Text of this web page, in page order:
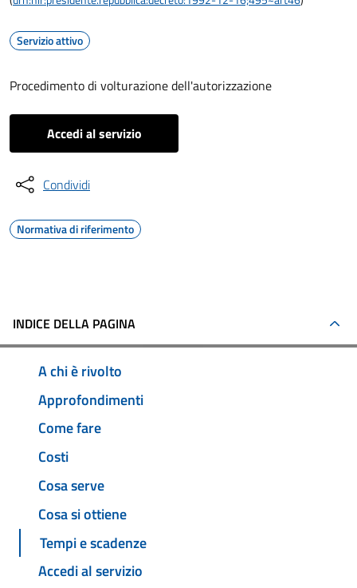
Servizio attivo
Procedimento di volturazione dell'autorizzazione
Accedi al servizio
Condividi
Normativa di riferimento
INDICE DELLA PAGINA
A chi è rivolto
Approfondimenti
Come fare
Costi
Cosa serve
Cosa si ottiene
Tempi e scadenze
Accedi al servizio